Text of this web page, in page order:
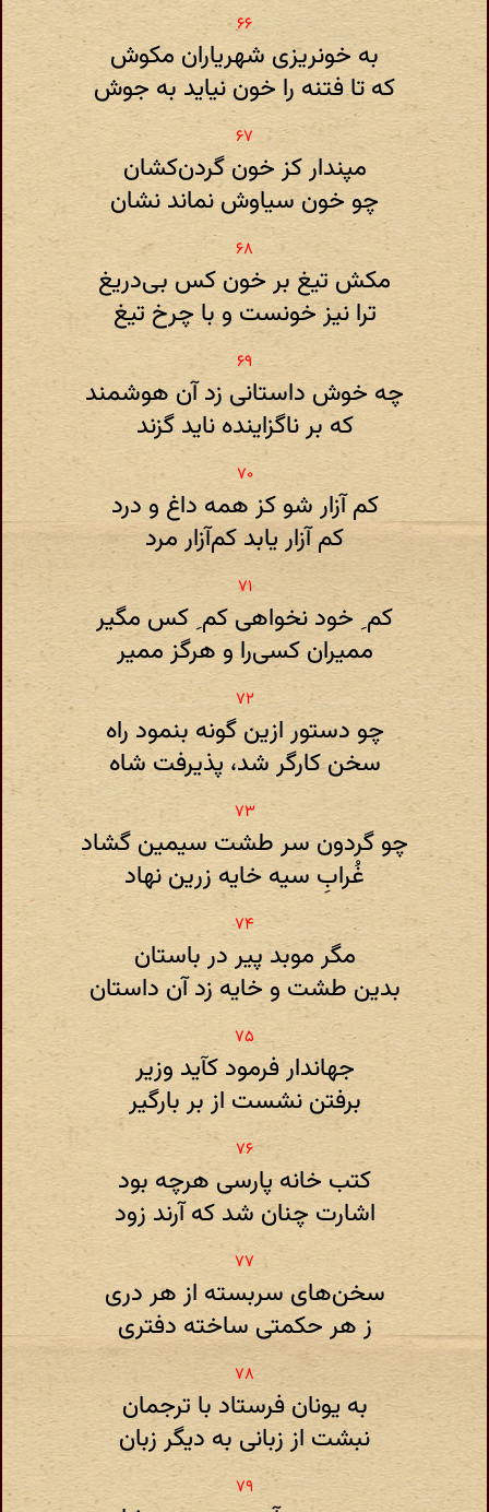
به خونریزی شهریاران مکوش
که تا فتنه را خون نیاید به جوش
مپندار کز خون گردن‌کشان
چو خون سیاوش نماند نشان
مکش تیغ بر خون کس بی‌دریغ
ترا نیز خونست و با چرخ تیغ
چه خوش داستانی زد آن هوشمند
که بر ناگزاینده ناید گزند
کم آزار شو کز همه داغ و درد
کم آزار یابد کم‌آزار مرد
کم ِ خود نخواهی کم ِ کس مگیر
ممیران کسی‌را و هرگز ممیر
چو دستور ازین گونه بنمود راه
سخن کارگر شد، پذیرفت شاه
چو گردون سر طشت سیمین گشاد
غُرابِ سیه خایه زرین نهاد
مگر موبد پیر در باستان
بدین طشت و خایه زد آن داستان
جهاندار فرمود کآید وزیر
برفتن نشست از بر بارگیر
کتب خانه پارسی هرچه بود
اشارت چنان شد که آرند زود
سخن‌های سربسته از هر دری
ز هر حکمتی ساخته دفتری
به یونان فرستاد با ترجمان
نبشت از زبانی به دیگر زبان